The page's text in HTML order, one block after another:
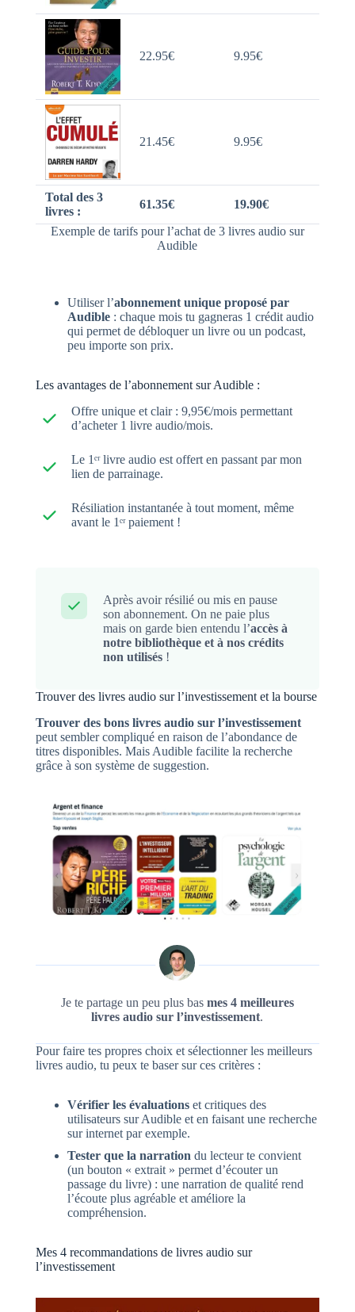
22.95€ 9.95€
21.45€ 9.95€
Total des 3
livres :
61.35€
19.90€
Exemple de tarifs pour l’achat de 3 livres audio sur
Audible
Utiliser l’abonnement unique proposé par
Audible: chaque mois tu gagneras 1 crédit audio
qui permet de débloquer un livre ou un podcast,
peu importe son prix.
Les avantages de l’abonnement sur Audible :
Offre unique et clair : 9,95€/mois permettant
d’acheter 1 livre audio/mois.
Le 1ᵉʳ livre audio est offert en passant par mon
lien de parrainage.
Résiliation instantanée à tout moment, même
avant le 1ᵉʳ paiement !
Après avoir résilié ou mis en pause
son abonnement. On ne paie plus
mais on garde bien entendu l’accès à
notre bibliothèque et à nos crédits
non utilisés!
Trouver des livres audio sur l’investissement et la bourse
Trouver des bons livres audio sur l’investissement
peut sembler compliqué en raison de l’abondance de
titres disponibles. Mais Audible facilite la recherche
grâce à son système de suggestion.
Je te partage un peu plus bas mes 4 meilleures
livres audio sur l’investissement.
Pour faire tes propres choix et sélectionner les meilleurs
livres audio, tu peux te baser sur ces critères :
Vérifier les évaluationset critiques des
utilisateurs sur Audible et en faisant une recherche
sur internet par exemple.
Tester que la narration du lecteur te convient
(un bouton « extrait » permet d’écouter un
passage du livre) : une narration de qualité rend
l’écoute plus agréable et améliore la
compréhension.
Mes 4 recommandations de livres audio sur
l’investissement